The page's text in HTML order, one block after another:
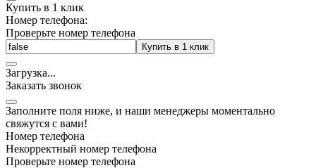
Купить в 1 клик
Номер телефона:
Проверьте номер телефона
Купить в 1 клик
Загрузка...
Заказать звонок
Заполните поля ниже, и наши менеджеры моментально
свяжутся с вами!
Номер телефона
Некорректный номер телефона
Проверьте номер телефона